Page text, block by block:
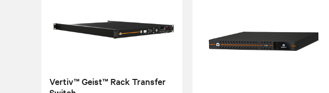
Vertiv™ Geist™ Rack Transfer